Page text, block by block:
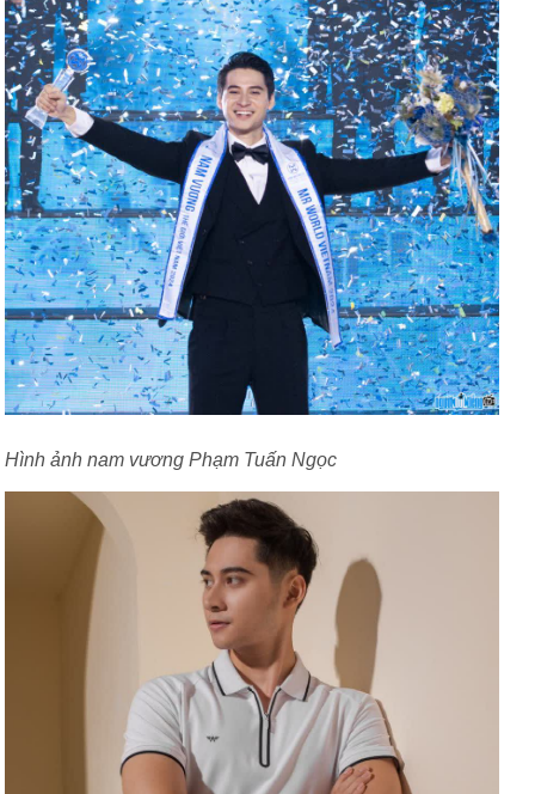
Hình ảnh nam vương Phạm Tuấn Ngọc